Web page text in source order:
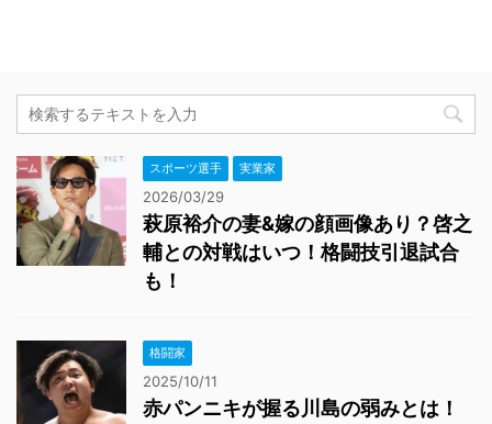
スポーツ選手 実業家
2026/03/29
萩原裕介の妻&嫁の顔画像あり？啓之
輔との対戦はいつ！格闘技引退試合
も！
格闘家
2025/10/11
赤パンニキが握る川島の弱みとは！